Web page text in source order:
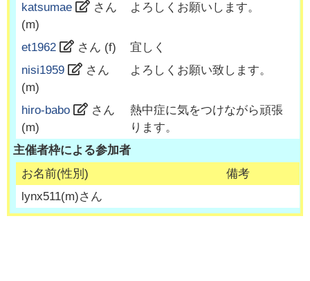
katsumae
さん
(m)
よろしくお願いします。
et1962 さん (f)
宜しく
nisi1959
さん
(m)
よろしくお願い致します。
hiro-babo
さん
(m)
熱中症に気をつけながら頑張
ります。
主催者枠による参加者
お名前(性別)
備考
lynx511(m)さん